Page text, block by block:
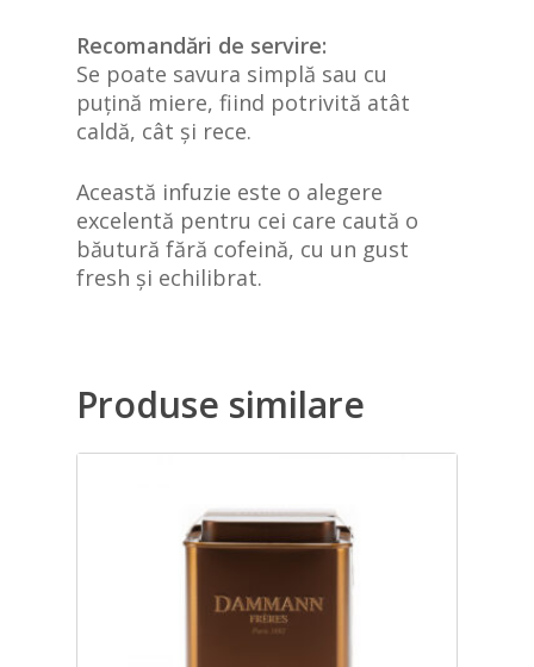
Recomandări de servire:
Se poate savura simplă sau cu
puțină miere, fiind potrivită atât
caldă, cât și rece.
Această infuzie este o alegere
excelentă pentru cei care caută o
băutură fără cofeină, cu un gust
fresh și echilibrat.
Produse similare